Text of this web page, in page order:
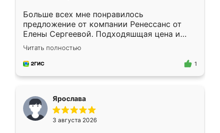
Больше всех мне понравилось
предложение от компании Ренессанс от
Елены Сергеевой. Подходяшщая цена и
короткие сроки изготовления. Приехавший
для замера сотрудник Владислав
предложил по моему эскизу самый
Читать полностью
1
Ярослава
3 августа 2026